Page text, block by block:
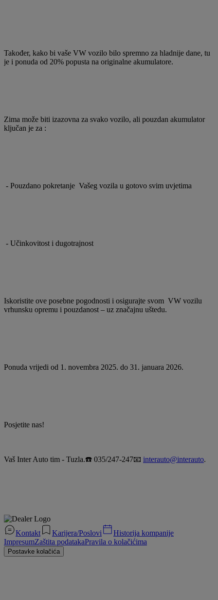
Također, kako bi vaše VW vozilo bilo spremno za hladnije dane, tu
je i ponuda od 20% popusta na originalne akumulatore.
Zima može biti izazovna za svako vozilo, ali pouzdan akumulator
ključan je za :
- Pouzdano pokretanje Vašeg vozila u gotovo svim uvjetima
- Učinkovitost i dugotrajnost
Iskoristite ove posebne pogodnosti i osigurajte svom VW vozilu
vrhunsku opremu i pouzdanost – uz značajnu uštedu.
Ponuda vrijedi od 1. novembra 2025. do 31. januara 2026.
Posjetite nas!
Vaš Inter Auto tim - Tuzla.☎️ 035/247-247📧 interauto@interauto.
Kontakt Karijera/Poslovi
Historija kompanije
ImpresumZaštita podatakaPravila o kolačićima
Postavke kolačića